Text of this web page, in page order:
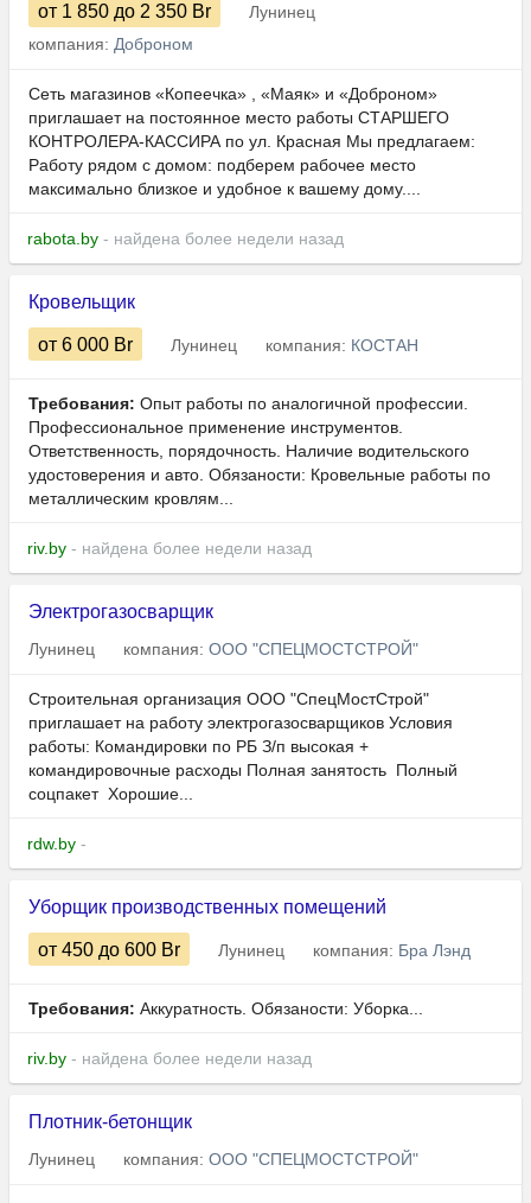
от 1 850 до 2 350 Br
Лунинец
компания: Доброном
Сеть магазинов «Копеечка» , «Маяк» и «Доброном»
приглашает на постоянное место работы СТАРШЕГО
КОНТРОЛЕРА-КАССИРА по ул. Красная Мы предлагаем:
Работу рядом с домом: подберем рабочее место
максимально близкое и удобное к вашему дому....
rabota.by - найдена более недели назад
Кровельщик
от 6 000 Br Лунинец компания: КОСТАН
Требования: Опыт работы по аналогичной профессии.
Профессиональное применение инструментов.
Ответственность, порядочность. Наличие водительского
удостоверения и авто. Обязаности: Кровельные работы по
металлическим кровлям...
riv.by - найдена более недели назад
Электрогазосварщик
Лунинец компания: ООО "СПЕЦМОСТСТРОЙ"
Строительная организация ООО "СпецМостСтрой"
приглашает на работу электрогазосварщиков Условия
работы: Командировки по РБ З/п высокая +
командировочные расходы Полная занятость Полный
соцпакет Хорошие...
rdw.by -
Уборщик производственных помещений
от 450 до 600 Br Лунинец компания: Бра Лэнд
Требования: Аккуратность. Обязаности: Уборка...
riv.by - найдена более недели назад
Плотник-бетонщик
Лунинец компания: ООО "СПЕЦМОСТСТРОЙ"